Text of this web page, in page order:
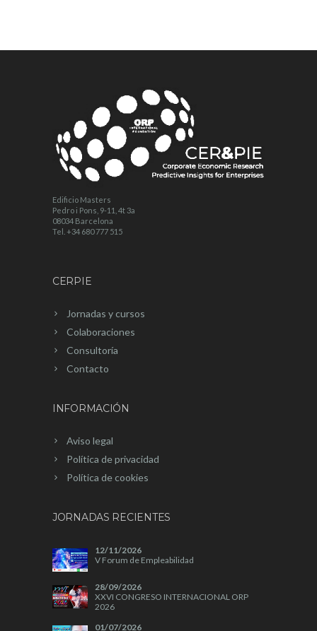
Edificio Masters
Pedro i Pons, 9-11, 4t 3a
08034 Barcelona
Tel. +34 680 777 515
CERPIE
Jornadas y cursos
Colaboraciones
Consultoría
Contacto
INFORMACIÓN
Aviso legal
Política de privacidad
Política de cookies
JORNADAS RECIENTES
12/11/2026
V Forum de Empleabilidad
28/09/2026
XXVI CONGRESO INTERNACIONAL ORP
2026
01/07/2026